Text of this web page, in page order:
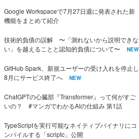
Google Workspaceで7月27日週に発表された新
機能をまとめて紹介
技術的負債の誤解 〜「測れないから説明できな
い」を越えることと認知的負債について〜
NEW
GitHub Spark、新規ユーザーの受け入れを停止し
8月にサービス終了へ
NEW
ChatGPTの心臓部『Transformer』って何がすご
いの？ #マンガでわかるAIの仕組み 第1話
TypeScriptを実行可能なネイティブバイナリにコ
ンパイルする「scriptc」公開